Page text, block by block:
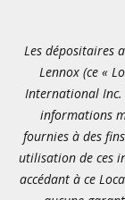
Les dépositaires
Lennox (ce «
International Inc.
informations
fournies à des
utilisation de ces
accédant à ce